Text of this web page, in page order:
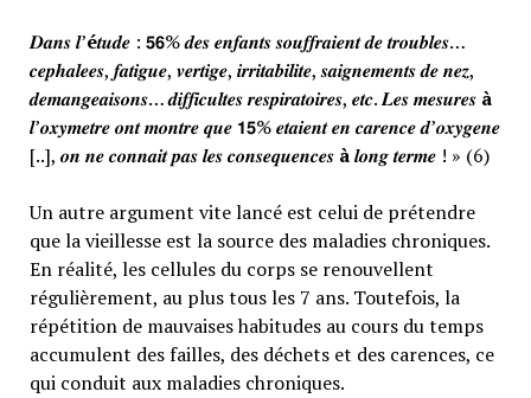
𝑫𝒂𝒏𝒔 𝒍’é𝒕𝒖𝒅𝒆 : 𝟱𝟲% 𝒅𝒆𝒔 𝒆𝒏𝒇𝒂𝒏𝒕𝒔 𝒔𝒐𝒖𝒇𝒇𝒓𝒂𝒊𝒆𝒏𝒕 𝒅𝒆 𝒕𝒓𝒐𝒖𝒃𝒍𝒆𝒔…
𝒄𝒆𝒑𝒉𝒂𝒍𝒆𝒆𝒔, 𝒇𝒂𝒕𝒊𝒈𝒖𝒆, 𝒗𝒆𝒓𝒕𝒊𝒈𝒆, 𝒊𝒓𝒓𝒊𝒕𝒂𝒃𝒊𝒍𝒊𝒕𝒆, 𝒔𝒂𝒊𝒈𝒏𝒆𝒎𝒆𝒏𝒕𝒔 𝒅𝒆 𝒏𝒆𝒛,
𝒅𝒆𝒎𝒂𝒏𝒈𝒆𝒂𝒊𝒔𝒐𝒏𝒔… 𝒅𝒊𝒇𝒇𝒊𝒄𝒖𝒍𝒕𝒆𝒔 𝒓𝒆𝒔𝒑𝒊𝒓𝒂𝒕𝒐𝒊𝒓𝒆𝒔, 𝒆𝒕𝒄. 𝑳𝒆𝒔 𝒎𝒆𝒔𝒖𝒓𝒆𝒔 à
𝒍’𝒐𝒙𝒚𝒎𝒆𝒕𝒓𝒆 𝒐𝒏𝒕 𝒎𝒐𝒏𝒕𝒓𝒆 𝒒𝒖𝒆 𝟭𝟱% 𝒆𝒕𝒂𝒊𝒆𝒏𝒕 𝒆𝒏 𝒄𝒂𝒓𝒆𝒏𝒄𝒆 𝒅’𝒐𝒙𝒚𝒈𝒆𝒏𝒆
[..], 𝒐𝒏 𝒏𝒆 𝒄𝒐𝒏𝒏𝒂𝒊𝒕 𝒑𝒂𝒔 𝒍𝒆𝒔 𝒄𝒐𝒏𝒔𝒆𝒒𝒖𝒆𝒏𝒄𝒆𝒔 à𝒍𝒐𝒏𝒈 𝒕𝒆𝒓𝒎𝒆 ! » (6)
Un autre argument vite lancé est celui de prétendre
que la vieillesse est la source des maladies chroniques.
En réalité, les cellules du corps se renouvellent
régulièrement, au plus tous les 7 ans. Toutefois, la
répétition de mauvaises habitudes au cours du temps
accumulent des failles, des déchets et des carences, ce
qui conduit aux maladies chroniques.